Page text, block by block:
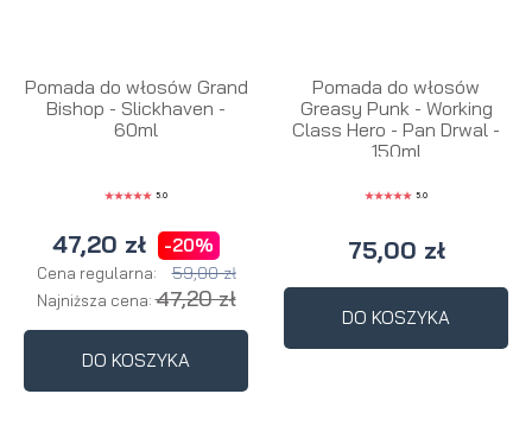
Pomada do włosów Grand
Bishop - Slickhaven -
60ml
5.0
47,20 zł -20%
Cena regularna: 59,00 zł
Najniższa cena:47,20 zł
DO KOSZYKA
Pomada do włosów
Greasy Punk - Working
Class Hero - Pan Drwal -
150ml
5.0
75,00 zł
DO KOSZYKA